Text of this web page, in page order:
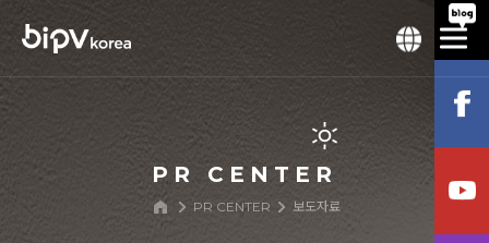
PR CENTER
PR CENTER 보도자료